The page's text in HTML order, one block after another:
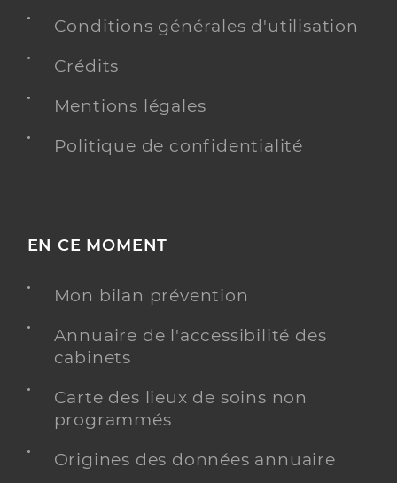
Conditions générales d'utilisation
Crédits
Mentions légales
Politique de confidentialité
EN CE MOMENT
Mon bilan prévention
Annuaire de l'accessibilité des
cabinets
Carte des lieux de soins non
programmés
Origines des données annuaire